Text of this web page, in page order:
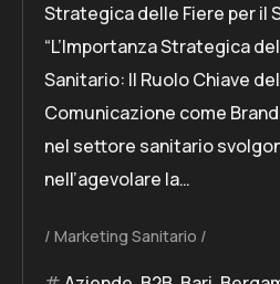
Strategica delle Fiere per il
“L’Importanza Strategica
Sanitario: Il Ruolo Chiave
Comunicazione come
nel settore sanitario
nell’agevolare la…
Marketing Sanitario